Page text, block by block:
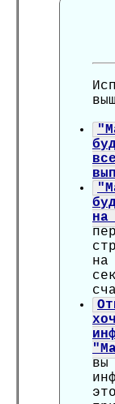
на
на
вы